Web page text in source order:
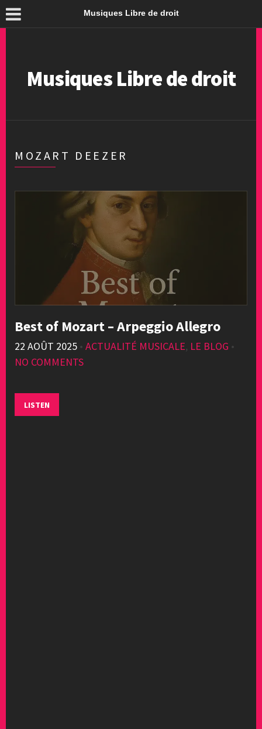
Musiques Libre de droit
Musiques Libre de droit
MOZART DEEZER
Best of Mozart – Arpeggio Allegro
22 AOÛT 2025 • ACTUALITÉ MUSICALE, LE BLOG •
NO COMMENTS
LISTEN